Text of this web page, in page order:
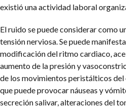
existió una actividad laboral
El ruido se puede considerar como
tensión nerviosa. Se puede
modificación del ritmo cardiaco,
aumento de la presión y
de los movimientos peristálticos
que puede provocar náuseas y
secreción salivar, alteraciones del